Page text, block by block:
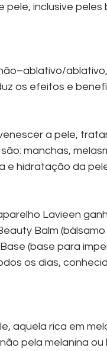
inclusive peles
os efeitos e
a pele,
manchas,
e hidratação da
Lavieen
Balm
(base para
os dias,
aquela rica em
pela melanina ou